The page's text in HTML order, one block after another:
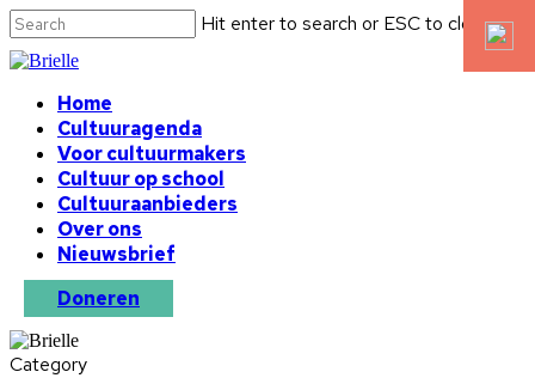
Hit enter to search or ESC to close
Home
Cultuuragenda
Voor cultuurmakers
Cultuur op school
Cultuuraanbieders
Over ons
Nieuwsbrief
Doneren
Category